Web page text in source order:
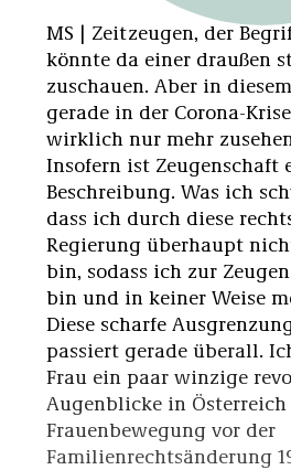
MS | Zeitzeugen, der
könnte da einer draußen
zuschauen. Aber in
gerade in der Corona-
wirklich nur mehr
Insofern ist Zeugenschaft
Beschreibung. Was ich
dass ich durch diese
Regierung überhaupt
bin, sodass ich zur
bin und in keiner Weise
Diese scharfe
passiert gerade überall.
Frau ein paar winzige
Augenblicke in
Frauenbewegung vor der
Familienrechtsänderung